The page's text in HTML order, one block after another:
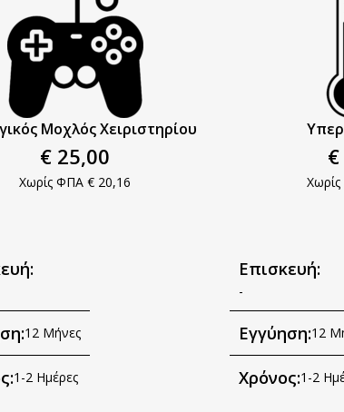
Μοχλός Χειριστηρίου​
€ 25,00
Χωρίς ΦΠΑ € 20,16
12 Μήνες
1-2 Ημέρες
Επισκευή:
-
Εγγύηση:12
Χρόνος:1-2